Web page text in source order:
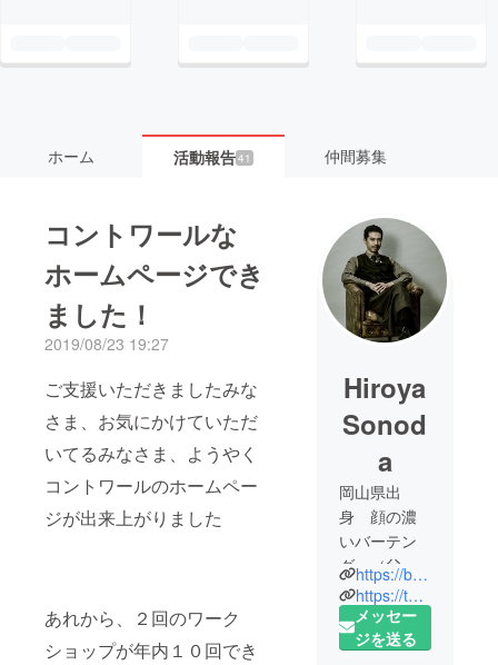
ホーム 活動報告41 仲間募集
コントワールな
ホームページでき
ました！
2019/08/23 19:27
ご支援いただきましたみな
さま、お気にかけていただ
いてるみなさま、ようやく
コントワールのホームペー
ジが出来上がりました
あれから、２回のワーク
ショップが年内１０回でき
Hiroya
Sonod
a
岡山県出
身 顔の濃
いバーテン
ダー（父親
鹿児
島、、）
https://bar-comptoir2006.com/
https://twitter.com/barcomptoir
メッセー
ジを送る